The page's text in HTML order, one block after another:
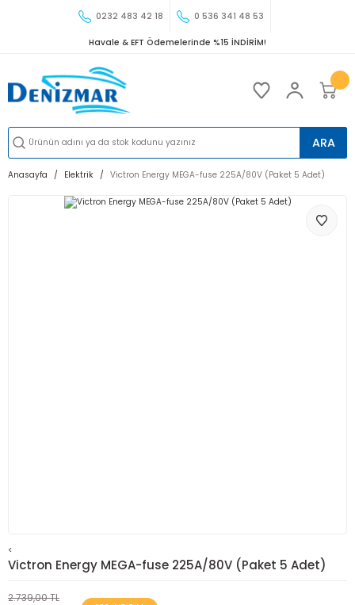
0232 483 42 18 0 536 341 48 53
Havale & EFT Ödemelerinde %15 İNDİRİM!
ARA
Anasayfa Elektrik Victron Energy MEGA-fuse 225A/80V (Paket 5 Adet)
<
Victron Energy MEGA-fuse 225A/80V (Paket 5 Adet)
2.739,00 TL